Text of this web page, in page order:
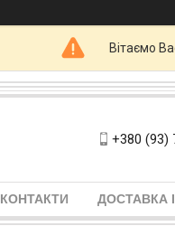
Вітаємо
+380 (93)
КОНТАКТИ ДОСТАВКА